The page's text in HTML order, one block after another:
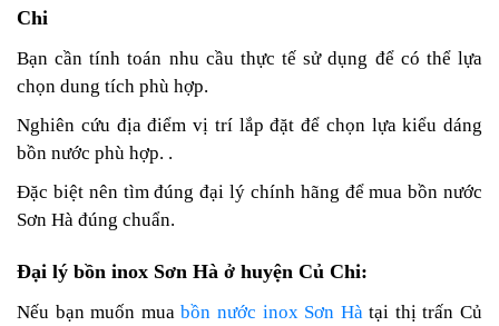
Chi
Bạn cần tính toán nhu cầu thực tế sử dụng để có thể lựa
chọn dung tích phù hợp.
Nghiên cứu địa điểm vị trí lắp đặt để chọn lựa kiểu dáng
bồn nước phù hợp. .
Đặc biệt nên tìm đúng đại lý chính hãng để mua bồn nước
Sơn Hà đúng chuẩn.
Đại lý bồn inox Sơn Hà ở huyện Củ Chi:
Nếu bạn muốn muabồn nước inox Sơn Hàtại thị trấn Củ